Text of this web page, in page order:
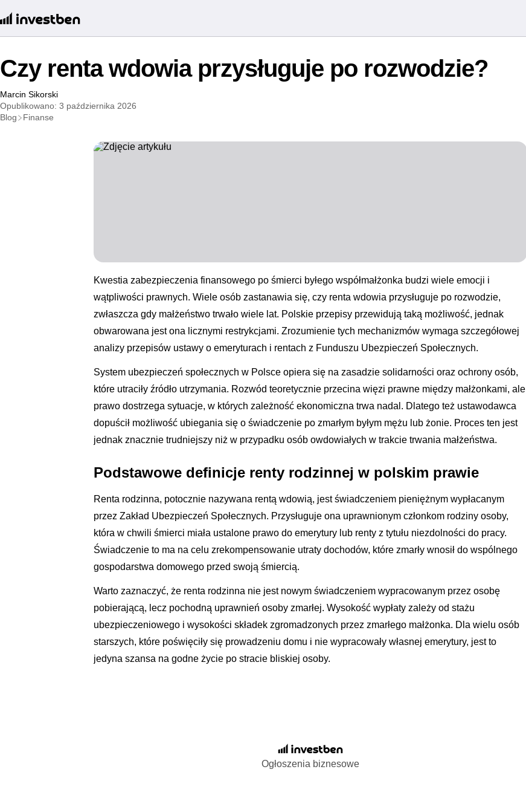
Czy renta wdowia przysługuje po rozwodzie?
Marcin Sikorski
Opublikowano: 3 października 2026
Blog
Finanse
Kwestia zabezpieczenia finansowego po śmierci byłego współmałżonka budzi wiele emocji i
wątpliwości prawnych. Wiele osób zastanawia się, czy renta wdowia przysługuje po rozwodzie,
zwłaszcza gdy małżeństwo trwało wiele lat. Polskie przepisy przewidują taką możliwość, jednak
obwarowana jest ona licznymi restrykcjami. Zrozumienie tych mechanizmów wymaga szczegółowej
analizy przepisów ustawy o emeryturach i rentach z Funduszu Ubezpieczeń Społecznych.
System ubezpieczeń społecznych w Polsce opiera się na zasadzie solidarności oraz ochrony osób,
które utraciły źródło utrzymania. Rozwód teoretycznie przecina więzi prawne między małżonkami, ale
prawo dostrzega sytuacje, w których zależność ekonomiczna trwa nadal. Dlatego też ustawodawca
dopuścił możliwość ubiegania się o świadczenie po zmarłym byłym mężu lub żonie. Proces ten jest
jednak znacznie trudniejszy niż w przypadku osób owdowiałych w trakcie trwania małżeństwa.
Podstawowe definicje renty rodzinnej w polskim prawie
Renta rodzinna, potocznie nazywana rentą wdowią, jest świadczeniem pieniężnym wypłacanym
przez Zakład Ubezpieczeń Społecznych. Przysługuje ona uprawnionym członkom rodziny osoby,
która w chwili śmierci miała ustalone prawo do emerytury lub renty z tytułu niezdolności do pracy.
Świadczenie to ma na celu zrekompensowanie utraty dochodów, które zmarły wnosił do wspólnego
gospodarstwa domowego przed swoją śmiercią.
Warto zaznaczyć, że renta rodzinna nie jest nowym świadczeniem wypracowanym przez osobę
pobierającą, lecz pochodną uprawnień osoby zmarłej. Wysokość wypłaty zależy od stażu
ubezpieczeniowego i wysokości składek zgromadzonych przez zmarłego małżonka. Dla wielu osób
starszych, które poświęciły się prowadzeniu domu i nie wypracowały własnej emerytury, jest to
jedyna szansa na godne życie po stracie bliskiej osoby.
Ogłoszenia biznesowe